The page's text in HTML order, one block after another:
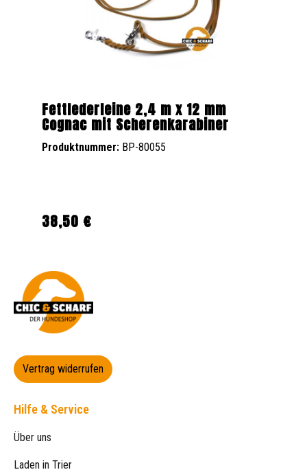
Fettlederleine 2,4 m x 12 mm
Cognac mit Scherenkarabiner
Produktnummer: BP-80055
Regulärer Preis:
38,50 €
Vertrag widerrufen
Hilfe & Service
Über uns
Laden in Trier